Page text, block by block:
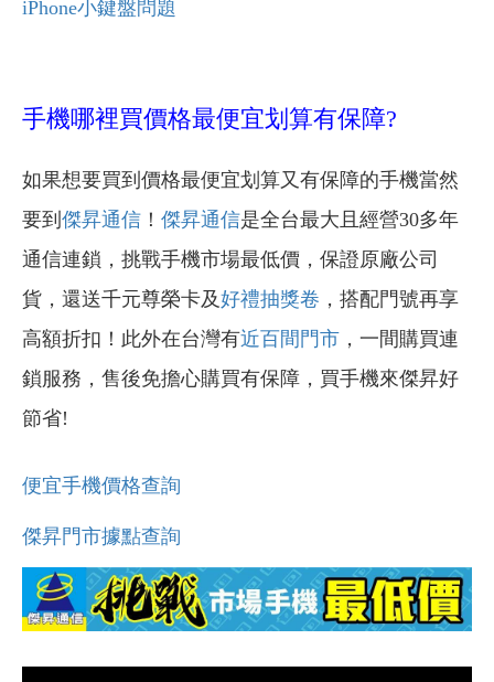
iPhone小鍵盤問題
手機哪裡買價格最便宜划算有保障?
如果想要買到價格最便宜划算又有保障的手機當然
要到 傑昇通信 ！ 傑昇通信是全台最大且經營30多年
通信連鎖，挑戰手機市場最低價，保證原廠公司
貨，還送千元尊榮卡及好禮抽獎卷 ，搭配門號再享
高額折扣！此外在台灣有近百間門市 ，一間購買連
鎖服務，售後免擔心購買有保障，買手機來傑昇好
節省!
便宜手機價格查詢
傑昇門市據點查詢